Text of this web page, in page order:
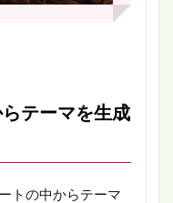
テーマを生成
トの中からテーマ